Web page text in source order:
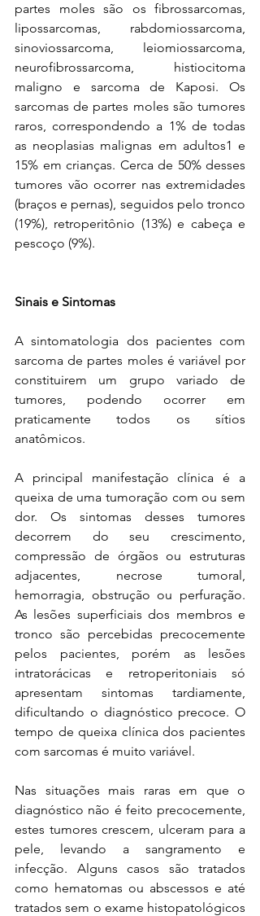
partes moles são os fibrossarcomas,
lipossarcomas, rabdomiossarcoma,
sinoviossarcoma, leiomiossarcoma,
neurofibrossarcoma, histiocitoma
maligno e sarcoma de Kaposi. Os
sarcomas de partes moles são tumores
raros, correspondendo a 1% de todas
as neoplasias malignas em adultos1 e
15% em crianças. Cerca de 50% desses
tumores vão ocorrer nas extremidades
(braços e pernas), seguidos pelo tronco
(19%), retroperitônio (13%) e cabeça e
pescoço (9%).
Sinais e Sintomas
A sintomatologia dos pacientes com
sarcoma de partes moles é variável por
constituirem um grupo variado de
tumores, podendo ocorrer em
praticamente todos os sítios
anatômicos.
A principal manifestação clínica é a
queixa de uma tumoração com ou sem
dor. Os sintomas desses tumores
decorrem do seu crescimento,
compressão de órgãos ou estruturas
adjacentes, necrose tumoral,
hemorragia, obstrução ou perfuração.
As lesões superficiais dos membros e
tronco são percebidas precocemente
pelos pacientes, porém as lesões
intratorácicas e retroperitoniais só
apresentam sintomas tardiamente,
dificultando o diagnóstico precoce. O
tempo de queixa clínica dos pacientes
com sarcomas é muito variável.
Nas situações mais raras em que o
diagnóstico não é feito precocemente,
estes tumores crescem, ulceram para a
pele, levando a sangramento e
infecção. Alguns casos são tratados
como hematomas ou abscessos e até
tratados sem o exame histopatológicos